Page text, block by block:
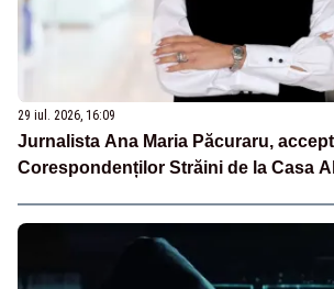
29 iul. 2026, 16:09
Jurnalista Ana Maria Păcuraru,
Corespondenților Străini de la Casa